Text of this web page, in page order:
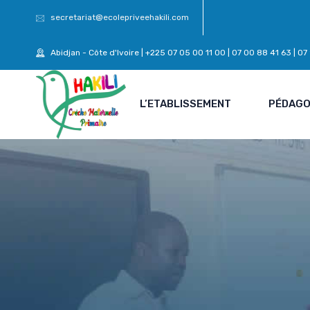
secretariat@ecolepriveehakili.com
Abidjan - Côte d'Ivoire | +225 07 05 00 11 00 | 07 00 88 41 63 |
L’ETABLISSEMENT